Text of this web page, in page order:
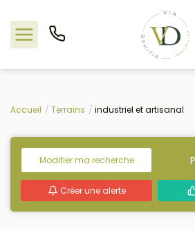
Nos offres
L'agence
Rejoindre le
Estimation
Accueil Terrains industriel et artisanal
Modifier ma recherche
Créer une alerte